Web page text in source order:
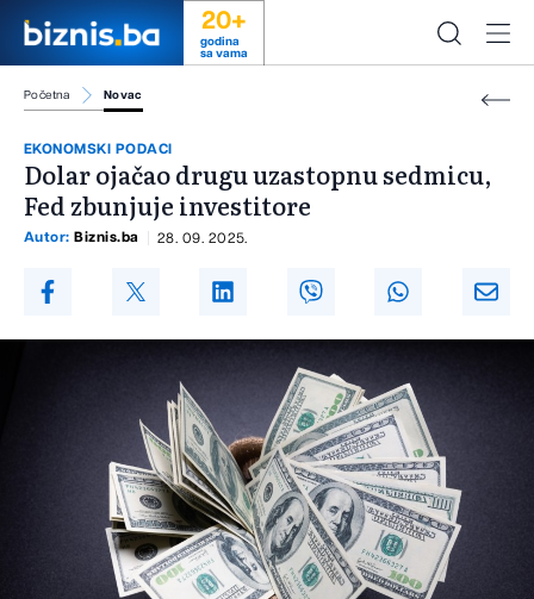
20+
godina
sa vama
Početna Novac
EKONOMSKI PODACI
Dolar ojačao drugu uzastopnu sedmicu,
Fed zbunjuje investitore
Autor: Biznis.ba 28. 09. 2025.